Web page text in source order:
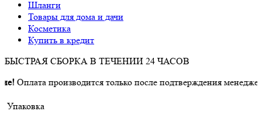
Шланги
Товары для дома и дачи
Косметика
Купить в кредит
БЫСТРАЯ СБОРКА В ТЕЧЕНИИ 24 ЧАСОВ
Оплата производится только после подтверждения
Упаковка